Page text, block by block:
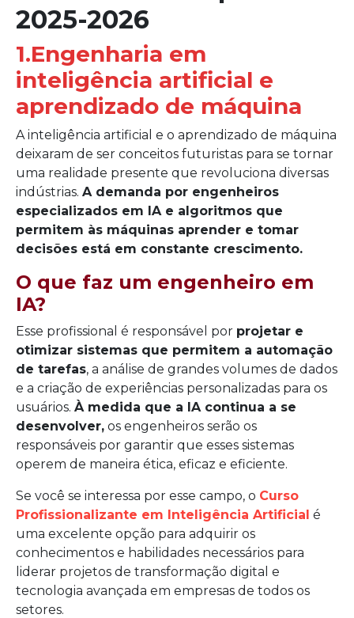
2025-2026
1.Engenharia em
inteligência artificial e
aprendizado de máquina
A inteligência artificial e o aprendizado de máquina
deixaram de ser conceitos futuristas para se tornar
uma realidade presente que revoluciona diversas
indústrias. A demanda por engenheiros
especializados em IA e algoritmos que
permitem às máquinas aprender e tomar
decisões está em constante crescimento.
O que faz um engenheiro em
IA?
Esse profissional é responsável por projetar e
otimizar sistemas que permitem a automação
de tarefas, a análise de grandes volumes de dados
e a criação de experiências personalizadas para os
usuários. À medida que a IA continua a se
desenvolver, os engenheiros serão os
responsáveis por garantir que esses sistemas
operem de maneira ética, eficaz e eficiente.
Se você se interessa por esse campo, o Curso
Profissionalizante em Inteligência Artificial é
uma excelente opção para adquirir os
conhecimentos e habilidades necessários para
liderar projetos de transformação digital e
tecnologia avançada em empresas de todos os
setores.